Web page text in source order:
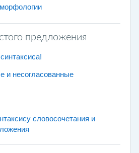
предложения
Archivo
и несогласованные
словосочетания и
Cuestionario